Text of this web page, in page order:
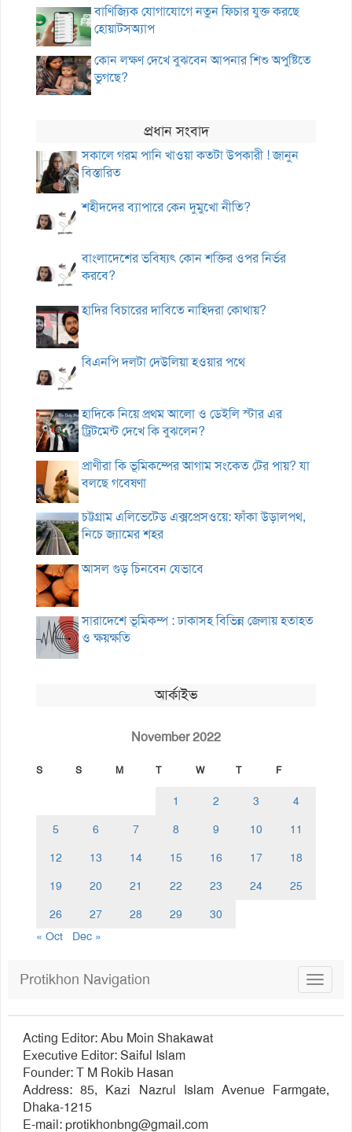
বাণিজ্যিক যোগাযোগে নতুন ফিচার যুক্ত করছে
হোয়াটসঅ্যাপ
কোন লক্ষণ দেখে বুঝবেন আপনার শিশু অপুষ্টিতে
ভুগছে?
প্রধান সংবাদ
সকালে গরম পানি খাওয়া কতটা উপকারী ! জানুন
বিস্তারিত
শহীদদের ব্যাপারে কেন দুমুখো নীতি?
বাংলাদেশের ভবিষ্যৎ কোন শক্তির ওপর নির্ভর
করবে?
হাদির বিচারের দাবিতে নাহিদরা কোথায়?
বিএনপি দলটা দেউলিয়া হওয়ার পথে
হাদিকে নিয়ে প্রথম আলো ও ডেইলি স্টার এর
ট্রিটমেন্ট দেখে কি বুঝলেন?
প্রাণীরা কি ভূমিকম্পের আগাম সংকেত টের পায়? যা
বলছে গবেষণা
চট্টগ্রাম এলিভেটেড এক্সপ্রেসওয়ে: ফাঁকা উড়ালপথ,
নিচে জ্যামের শহর
আসল গুড় চিনবেন যেভাবে
সারাদেশে ভূমিকম্প : ঢাকাসহ বিভিন্ন জেলায় হতাহত
ও ক্ষয়ক্ষতি
আর্কাইভ
November 2022
S S M T W T F
1 2 3
4
5
6 7 8 9 10
11
12
13 14 15 16 17
18
19
20 21 22 23 24
25
26
27 28 29
30
« Oct
Dec »
Toggle
Protikhon Navigation
Acting Editor: Abu Moin Shakawat
Executive Editor: Saiful Islam
Founder: T M Rokib Hasan
Address: 85, Kazi Nazrul Islam Avenue Farmgate,
Dhaka-1215
E-mail:protikhonbng@gmail.com